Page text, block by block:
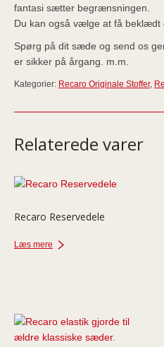
fantasi sætter begrænsningen.
Du kan også vælge at få
Spørg på dit sæde og send os
er sikker på årgang. m.m.
Kategorier: Recaro Originale Stoffer,
Relaterede varer
Recaro Reservedele
Læs mere